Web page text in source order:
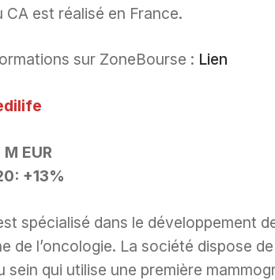
CA est réalisé en France.
sur ZoneBourse : Lien
EUR
+13%
spécialisé dans le développement
de l’oncologie. La société dispose
sein qui utilise une première